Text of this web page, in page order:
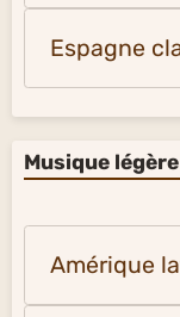
Musique
Amérique